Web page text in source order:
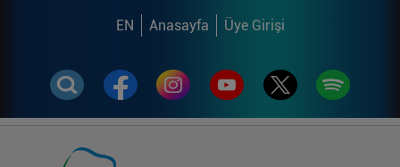
EN Anasayfa Üye Girişi